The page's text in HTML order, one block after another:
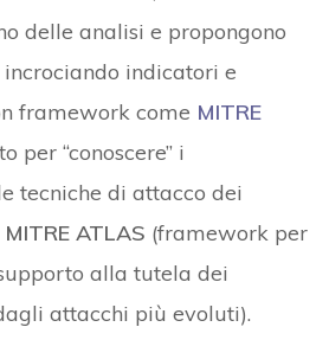
delle analisi e propongono
indicatori e
framework come MITRE
per “conoscere” i
tecniche di attacco dei
MITRE ATLAS (framework per
alla tutela dei
attacchi più evoluti).